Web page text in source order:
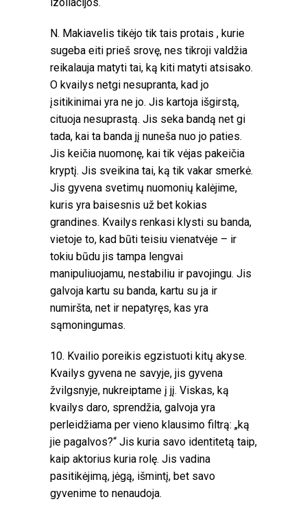
N. Makiavelis tikėjo tik tais protais , kurie
sugeba eiti prieš srovę, nes tikroji valdžia
reikalauja matyti tai, ką kiti matyti atsisako.
O kvailys netgi nesupranta, kad jo
įsitikinimai yra ne jo. Jis kartoja išgirstą,
cituoja nesuprastą. Jis seka bandą net gi
tada, kai ta banda jį nuneša nuo jo paties.
Jis keičia nuomonę, kai tik vėjas pakeičia
kryptį. Jis sveikina tai, ką tik vakar smerkė.
Jis gyvena svetimų nuomonių kalėjime,
kuris yra baisesnis už bet kokias
grandines. Kvailys renkasi klysti su banda,
vietoje to, kad būti teisiu vienatvėje – ir
tokiu būdu jis tampa lengvai
manipuliuojamu, nestabiliu ir pavojingu. Jis
galvoja kartu su banda, kartu su ja ir
numiršta, net ir nepatyręs, kas yra
sąmoningumas.
10. Kvailio poreikis egzistuoti kitų akyse.
Kvailys gyvena ne savyje, jis gyvena
žvilgsnyje, nukreiptame į jį. Viskas, ką
kvailys daro, sprendžia, galvoja yra
perleidžiama per vieno klausimo filtrą: „ką
jie pagalvos?“ Jis kuria savo identitetą taip,
kaip aktorius kuria rolę. Jis vadina
pasitikėjimą, jėgą, išmintį, bet savo
gyvenime to nenaudoja.